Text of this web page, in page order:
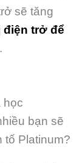
sẽ tăng
điện trở để
học
bạn sẽ
tố Platinum?